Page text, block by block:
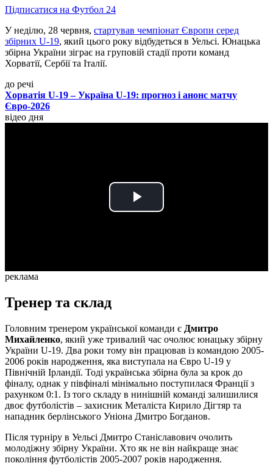
Підписатися на Футбол 24
У неділю, 28 червня, стартував чемпіонат Європи серед
збірних U-19, який цього року відбудеться в Уельсі. Юнацька
збірна України зіграє на груповій стадії проти команд
Хорватії, Сербії та Італії.
до речі
Хорватія U-19 – Україна U-19: прогноз і анонс матчу
Євро-2026
відео дня
Play
реклама
Тренер та склад
Головним тренером української команди є Дмитро
Михайленко, який уже тривалий час очолює юнацьку збірну
України U-19. Два роки тому він працював із командою 2005-
2006 років народження, яка виступала на Євро U-19 у
Північній Ірландії. Тоді українська збірна була за крок до
фіналу, однак у півфіналі мінімально поступилася Франції з
рахунком 0:1. Із того складу в нинішній команді залишилися
двоє футболістів – захисник Металіста Кирило Дігтяр та
нападник берлінського Уніона Дмитро Богданов.
Після турніру в Уельсі Дмитро Станіславович очолить
молодіжну збірну України. Хто як не він найкраще знає
покоління футболістів 2005-2007 років народження.